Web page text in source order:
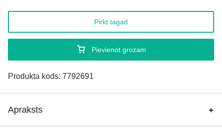
Pievienot grozam
Pirkt tagad
Produkta kods: 7792691
Apraksts